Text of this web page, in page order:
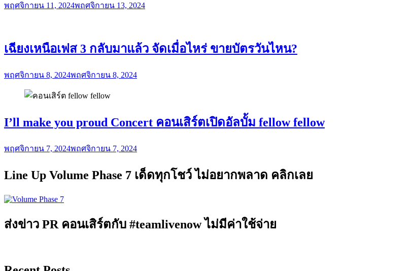
พฤศจิกายน 11, 2024พฤศจิกายน 13, 2024
เฉียงเหนือเฟส 3 กลับมาแล้ว จัดเมื่อไหร่ ขายบัตรวันไหน?
พฤศจิกายน 8, 2024พฤศจิกายน 8, 2024
I’ll make you proud Concert คอนเสิร์ตเปิดอัลบั้ม fellow fellow
พฤศจิกายน 7, 2024พฤศจิกายน 7, 2024
Line Up Volume Phase 7 เด็ดทุกโชว์ ไม่อยากพลาด คลิกเลย
ส่งข่าว PR คอนเสิร์ตกับ #teamlivenow ไม่มีค่าใช้จ่าย